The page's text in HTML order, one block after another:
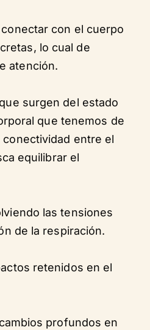
con el cuerpo
lo cual de
atención.
surgen del estado
que tenemos de
entre el
equilibrar el
las tensiones
de la respiración.
retenidos en el
profundos en